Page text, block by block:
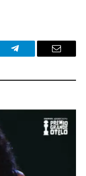
Telegram Email